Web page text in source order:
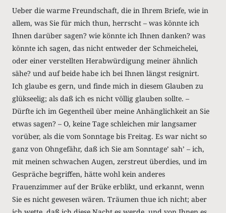
Ueber die warme Freundschaft, die in Ihrem Briefe, wie in
allem, was Sie für mich thun, herrscht – was könnte ich
Ihnen darüber sagen? wie könnte ich Ihnen danken? was
könnte ich sagen, das nicht entweder der Schmeichelei,
oder einer verstellten Herabwürdigung meiner ähnlich
sähe? und auf beide habe ich bei Ihnen längst resignirt.
Ich glaube es gern, und finde mich in diesem Glauben zu
glükseelig; als daß ich es nicht völlig glauben sollte. –
Dürfte ich im Gegentheil über meine Anhänglichkeit an Sie
etwas sagen? – O, keine Tage schleichen mir langsamer
vorüber, als die vom Sonntage bis Freitag. Es war nicht so
ganz von Ohngefähr, daß ich Sie am Sonntage’ sah’ – ich,
mit meinen schwachen Augen, zerstreut überdies, und im
Gespräche begriffen, hätte wohl kein anderes
Frauenzimmer auf der Brüke erblikt, und erkannt, wenn
Sie es nicht gewesen wären. Träumen thue ich nicht; aber